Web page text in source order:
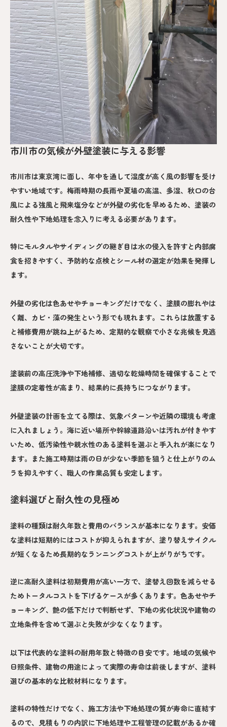
市川市の気候が外壁塗装に与える影響
市川市は東京湾に面し、年中を通して湿度が高く風の影響を受け
やすい地域です。梅雨時期の長雨や夏場の高温、多湿、秋口の台
風による強風と飛来塩分などが外壁の劣化を早めるため、塗装の
耐久性や下地処理を念入りに考える必要があります。
特にモルタルやサイディングの継ぎ目は水の侵入を許すと内部腐
食を招きやすく、予防的な点検とシール材の選定が効果を発揮し
ます。
外壁の劣化は色あせやチョーキングだけでなく、塗膜の膨れやは
く離、カビ・藻の発生という形でも現れます。これらは放置する
と補修費用が跳ね上がるため、定期的な観察で小さな兆候を見逃
さないことが大切です。
塗装前の高圧洗浄や下地補修、適切な乾燥時間を確保することで
塗膜の定着性が高まり、結果的に長持ちにつながります。
外壁塗装の計画を立てる際は、気象パターンや近隣の環境も考慮
に入れましょう。海に近い場所や幹線道路沿いは汚れが付きやす
いため、低汚染性や親水性のある塗料を選ぶと手入れが楽になり
ます。また施工時期は雨の日が少ない季節を狙うと仕上がりのム
ラを抑えやすく、職人の作業品質も安定します。
塗料選びと耐久性の見極め
塗料の種類は耐久年数と費用のバランスが基本になります。安価
な塗料は短期的にはコストが抑えられますが、塗り替えサイクル
が短くなるため長期的なランニングコストが上がりがちです。
逆に高耐久塗料は初期費用が高い一方で、塗替え回数を減らせる
ためトータルコストを下げるケースが多くあります。色あせやチ
ョーキング、艶の低下だけで判断せず、下地の劣化状況や建物の
立地条件を含めて選ぶと失敗が少なくなります。
以下は代表的な塗料の耐用年数と特徴の目安です。地域の気候や
日照条件、建物の用途によって実際の寿命は前後しますが、塗料
選びの基本的な比較材料になります。
塗料の特性だけでなく、施工方法や下地処理の質が寿命に直結す
るので、見積もりの内訳に下地処理や工程管理の記載があるか確